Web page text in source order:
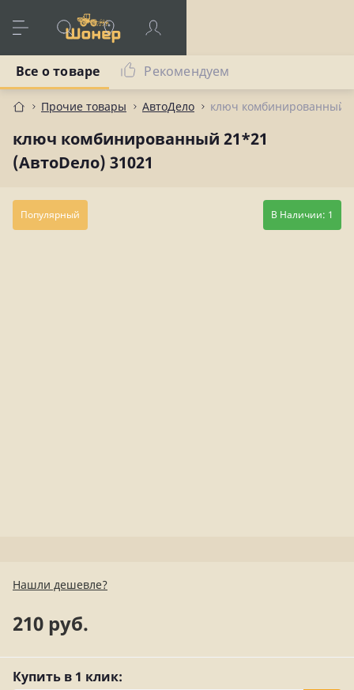
Прочие товары АвтоДело ключ комбинированный
ключ комбинированный 21*21
(АвтоDело) 31021
Все о товаре Рекомендуем
Популярный В Наличии: 1
Нашли дешевле?
210 руб.
Купить в 1 клик: